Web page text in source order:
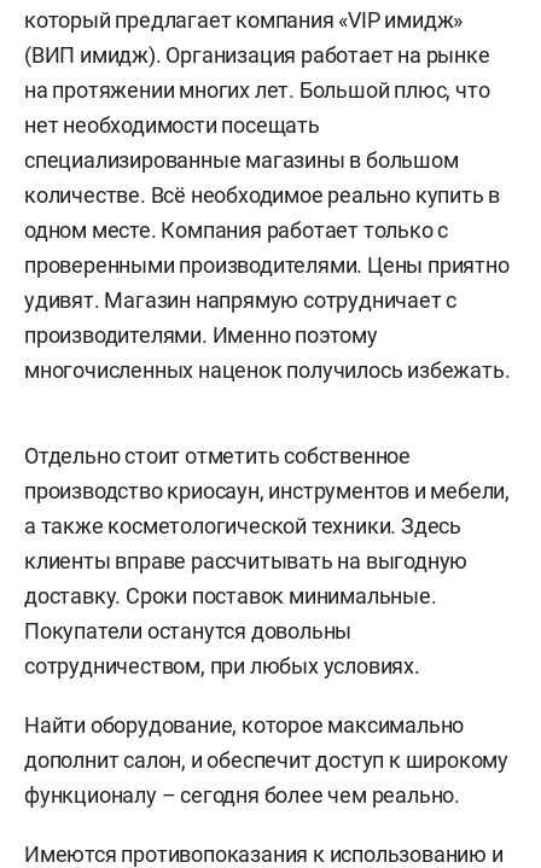
который предлагает компания «VIP имидж»
(ВИП имидж). Организация работает на рынке
на протяжении многих лет. Большой плюс, что
нет необходимости посещать
специализированные магазины в большом
количестве. Всё необходимое реально купить в
одном месте. Компания работает только с
проверенными производителями. Цены приятно
удивят. Магазин напрямую сотрудничает с
производителями. Именно поэтому
многочисленных наценок получилось избежать.
Отдельно стоит отметить собственное
производство криосаун, инструментов и мебели,
а также косметологической техники. Здесь
клиенты вправе рассчитывать на выгодную
доставку. Сроки поставок минимальные.
Покупатели останутся довольны
сотрудничеством, при любых условиях.
Найти оборудование, которое максимально
дополнит салон, и обеспечит доступ к широкому
функционалу – сегодня более чем реально.
Имеются противопоказания к использованию и